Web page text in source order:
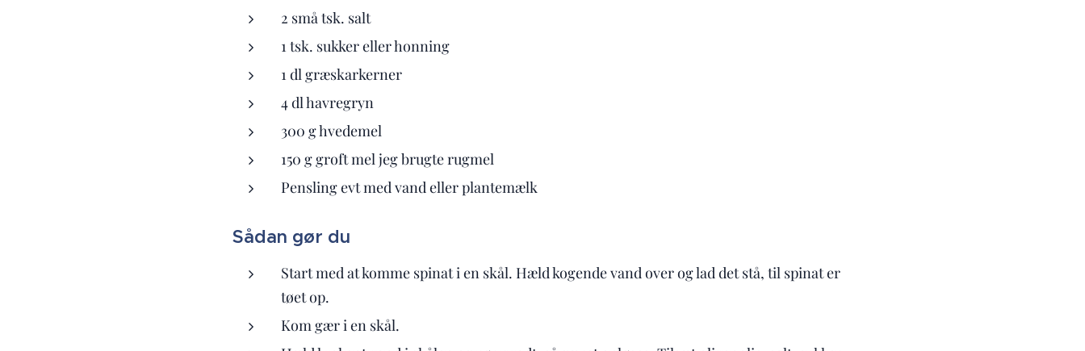
2 små tsk. salt
1 tsk. sukker eller honning
1 dl græskarkerner
4 dl havregryn
300 g hvedemel
150 g groft mel jeg brugte rugmel
Pensling evt med vand eller plantemælk
Sådan gør du
Start med at komme spinat i en skål. Hæld kogende vand over og lad det stå, til spinat er
tøet op.
Kom gær i en skål.